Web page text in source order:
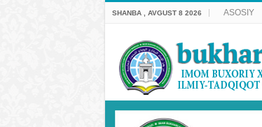
SHANBA , AVGUST 8 2026 ASOSIY